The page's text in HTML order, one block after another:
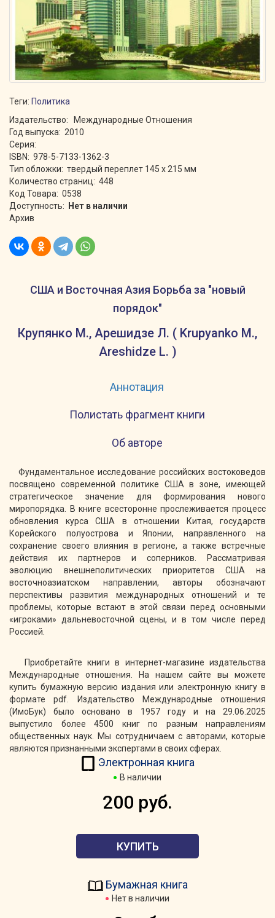
Теги: Политика
Издательство: Международные Отношения
Год выпуска: 2010
Серия:
ISBN: 978-5-7133-1362-3
Тип обложки: твердый переплет 145 х 215 мм
Количество страниц: 448
Код Товара: 0538
Доступность:
Нет в наличии
Архив
США и Восточная Азия Борьба за "новый
порядок"
Крупянко М., Арешидзе Л. ( Krupyanko M.,
Areshidze L. )
Аннотация
Полистать фрагмент книги
Об авторе
Фундаментальное исследование российских востоковедов
посвящено современной политике США в зоне, имеющей
стратегическое значение для формирования нового
миропорядка. В книге всесторонне прослеживается процесс
обновления курса США в отношении Китая, государств
Корейского полуострова и Японии, направленного на
сохранение своего влияния в регионе, а также встречные
действия их партнеров и соперников. Рассматривая
эволюцию внешнеполитических приоритетов США на
восточноазиатском направлении, авторы обозначают
перспективы развития международных отношений и те
проблемы, которые встают в этой связи перед основными
«игроками» дальневосточной сцены, и в том числе перед
Россией.
Приобретайте книги в интернет-магазине издательства
Международные отношения. На нашем сайте вы можете
купить бумажную версию издания или электронную книгу в
формате pdf. Издательство Международные отношения
(ИмоБук) было основано в 1957 году и на 29.06.2025
выпустило более 4500 книг по разным направлениям
общественных наук. Мы сотрудничаем с авторами, которые
являются признанными экспертами в своих сферах.
Электронная книга
В наличии
200 руб.
КУПИТЬ
Бумажная книга
Нет в наличии